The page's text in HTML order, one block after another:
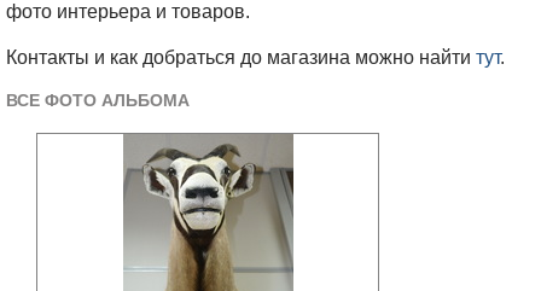
фото интерьера и товаров.
Контакты и как добраться до магазина можно найти тут.
ВСЕ ФОТО АЛЬБОМА